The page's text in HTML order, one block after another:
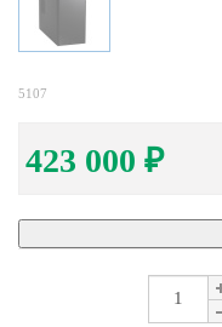
5107
423 000 ₽